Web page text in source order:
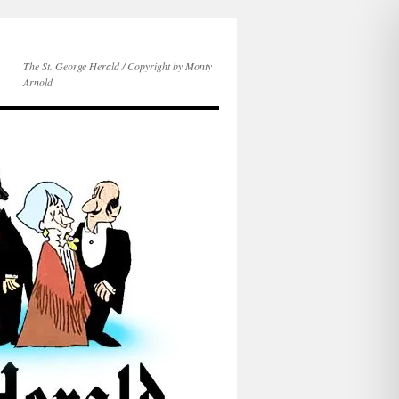
The St. George Herald / Copyright by Monty
Arnold